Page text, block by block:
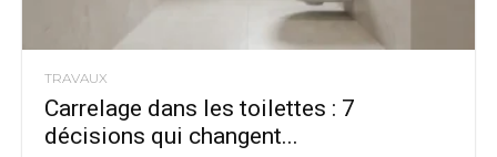
TRAVAUX
Carrelage dans les toilettes : 7
décisions qui changent...